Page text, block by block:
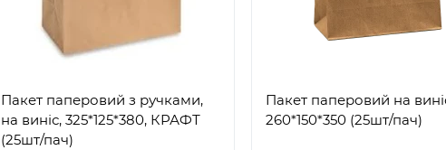
Пакет паперовий з ручками,
на виніс, 325*125*380, КРАФТ
(25шт/пач)
Пакет паперовий на
260*150*350 (25шт/пач)